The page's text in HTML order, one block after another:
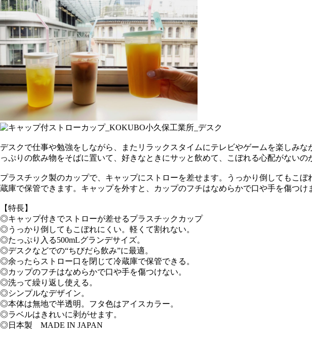
デスクで仕事や勉強をしながら、またリラックスタイムにテレビやゲームを楽しみ
っぷりの飲み物をそばに置いて、好きなときにサッと飲めて、こぼれる心配がない
プラスチック製のカップで、キャップにストローを差せます。うっかり倒してもこ
蔵庫で保管できます。キャップを外すと、カップのフチはなめらかで口や手を傷つ
【特長】
◎キャップ付きでストローが差せるプラスチックカップ
◎うっかり倒してもこぼれにくい。軽くて割れない。
◎たっぷり入る500mLグランデサイズ。
◎デスクなどでの“ちびだら飲み”に最適。
◎余ったらストロー口を閉じて冷蔵庫で保管できる。
◎カップのフチはなめらかで口や手を傷つけない。
◎洗って繰り返し使える。
◎シンプルなデザイン。
◎本体は無地で半透明。フタ色はアイスカラー。
◎ラベルはきれいに剥がせます。
◎日本製 MADE IN JAPAN